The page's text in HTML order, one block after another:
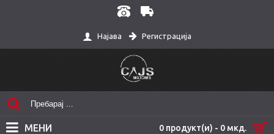
Најава Регистрација
0 продукт(и) - 0 мкд.
МЕНИ